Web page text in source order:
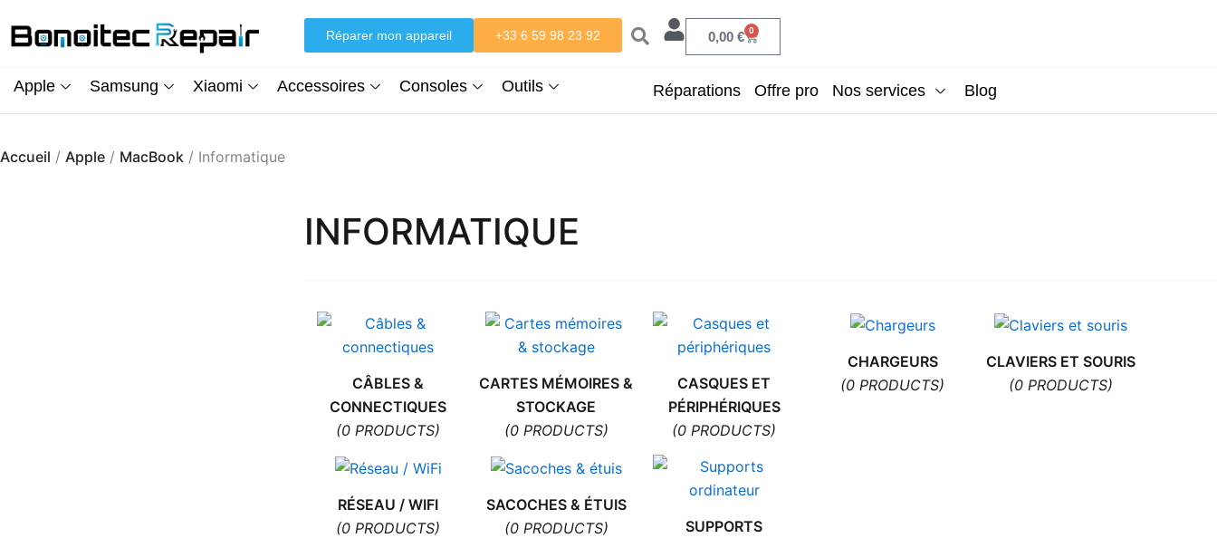
au
Réparer mon appareil +33 6 59 98 23 92 0,00 € 0
Panier
Apple Samsung Xiaomi Accessoires Consoles Outils Réparations Offre pro Nos services Blog
Accueil / Apple / MacBook / Informatique
INFORMATIQUE
CÂBLES &
CONNECTIQUES
(0 PRODUCTS)
CARTES MÉMOIRES &
STOCKAGE
(0 PRODUCTS)
CASQUES ET
PÉRIPHÉRIQUES
(0 PRODUCTS)
CHARGEURS
(0 PRODUCTS)
CLAVIERS ET SOURIS
(0 PRODUCTS)
RÉSEAU / WIFI
(0 PRODUCTS)
SACOCHES & ÉTUIS
(0 PRODUCTS)
SUPPORTS